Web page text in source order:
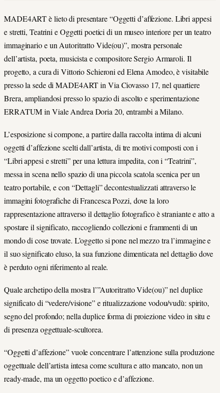
MADE4ART è lieto di presentare “Oggetti d’affezione. Libri appesi
e stretti, Teatrini e Oggetti poetici di un museo interiore per un teatro
immaginario e un Autoritratto Vide(ou)”, mostra personale
dell’artista, poeta, musicista e compositore Sergio Armaroli. Il
progetto, a cura di Vittorio Schieroni ed Elena Amodeo, è visitabile
presso la sede di MADE4ART in Via Ciovasso 17, nel quartiere
Brera, ampliandosi presso lo spazio di ascolto e sperimentazione
ERRATUM in Viale Andrea Doria 20, entrambi a Milano.
L’esposizione si compone, a partire dalla raccolta intima di alcuni
oggetti d’affezione scelti dall’artista, di tre motivi composti con i
“Libri appesi e stretti” per una lettura impedita, con i “Teatrini”,
messa in scena nello spazio di una piccola scatola scenica per un
teatro portabile, e con “Dettagli” decontestualizzati attraverso le
immagini fotografiche di Francesca Pozzi, dove la loro
rappresentazione attraverso il dettaglio fotografico è straniante e atto a
spostare il significato, raccogliendo collezioni e frammenti di un
mondo di cose trovate. L’oggetto si pone nel mezzo tra l’immagine e
il suo significato eluso, la sua funzione dimenticata nel dettaglio dove
è perduto ogni riferimento al reale.
Quale archetipo della mostra l’”Autoritratto Vide(ou)” nel duplice
significato di “vedere/visione” e ritualizzazione vodou/vudù: spirito,
segno del profondo; nella duplice forma di proiezione video in situ e
di presenza oggettuale-scultorea.
“Oggetti d’affezione” vuole concentrare l’attenzione sulla produzione
oggettuale dell’artista intesa come scultura e atto mancato, non un
ready-made, ma un oggetto poetico e d’affezione.